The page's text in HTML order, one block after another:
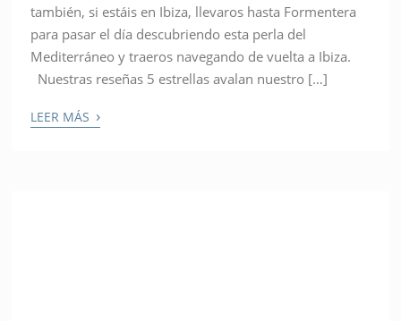
también, si estáis en Ibiza, llevaros hasta Formentera
para pasar el día descubriendo esta perla del
Mediterráneo y traeros navegando de vuelta a Ibiza.
Nuestras reseñas 5 estrellas avalan nuestro […]
LEER MÁS ›